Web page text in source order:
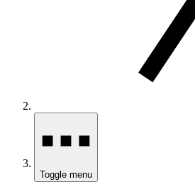
Toggle menu